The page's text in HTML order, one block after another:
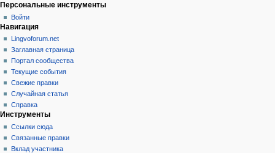
Персональные инструменты
Войти
Навигация
Lingvoforum.net
Заглавная страница
Портал сообщества
Текущие события
Свежие правки
Случайная статья
Справка
Инструменты
Ссылки сюда
Связанные правки
Вклад участника